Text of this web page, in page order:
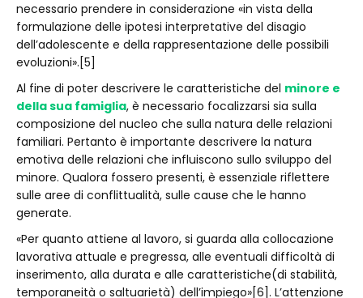
necessario prendere in considerazione «in vista della
formulazione delle ipotesi interpretative del disagio
dell’adolescente e della rappresentazione delle possibili
evoluzioni».[5]
Al fine di poter descrivere le caratteristiche del minore e
della sua famiglia, è necessario focalizzarsi sia sulla
composizione del nucleo che sulla natura delle relazioni
familiari. Pertanto è importante descrivere la natura
emotiva delle relazioni che influiscono sullo sviluppo del
minore. Qualora fossero presenti, è essenziale riflettere
sulle aree di conflittualità, sulle cause che le hanno
generate.
«Per quanto attiene al lavoro, si guarda alla collocazione
lavorativa attuale e pregressa, alle eventuali difficoltà di
inserimento, alla durata e alle caratteristiche(di stabilità,
temporaneità o saltuarietà) dell’impiego»[6]. L’attenzione